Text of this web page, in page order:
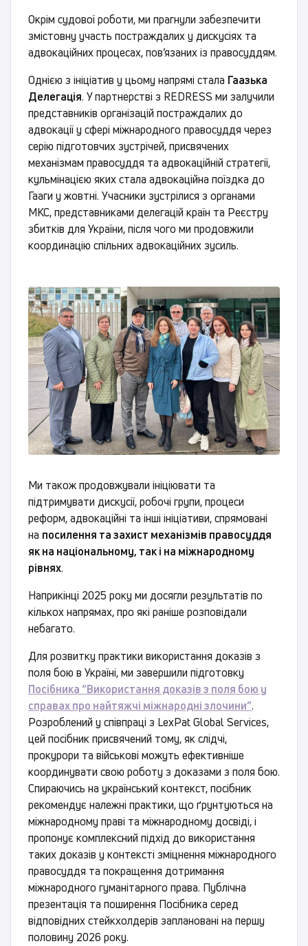
Окрім судової роботи, ми прагнули забезпечити
змістовну участь постраждалих у дискусіях та
адвокаційних процесах, пов’язаних із правосуддям.
Однією з ініціатив у цьому напрямі стала Гаазька
Делегація. У партнерстві з REDRESS ми залучили
представників організацій постраждалих до
адвокації у сфері міжнародного правосуддя через
серію підготовчих зустрічей, присвячених
механізмам правосуддя та адвокаційній стратегії,
кульмінацією яких стала адвокаційна поїздка до
Гааги у жовтні. Учасники зустрілися з органами
МКС, представниками делегацій країн та Реєстру
збитків для України, після чого ми продовжили
координацію спільних адвокаційних зусиль.
Ми також продовжували ініціювати та
підтримувати дискусії, робочі групи, процеси
реформ, адвокаційні та інші ініціативи, спрямовані
на посилення та захист механізмів правосуддя
як на національному, так і на міжнародному
рівнях.
Наприкінці 2025 року ми досягли результатів по
кількох напрямах, про які раніше розповідали
небагато.
Для розвитку практики використання доказів з
поля бою в Україні, ми завершили підготовку
Посібника “Використання доказів з поля бою у
справах про найтяжчі міжнародні злочини”.
Розроблений у співпраці з LexPat Global Services,
цей посібник присвячений тому, як слідчі,
прокурори та військові можуть ефективніше
координувати свою роботу з доказами з поля бою.
Спираючись на український контекст, посібник
рекомендує належні практики, що ґрунтуються на
міжнародному праві та міжнародному досвіді, і
пропонує комплексний підхід до використання
таких доказів у контексті зміцнення міжнародного
правосуддя та покращення дотримання
міжнародного гуманітарного права. Публічна
презентація та поширення Посібника серед
відповідних стейкхолдерів заплановані на першу
половину 2026 року.